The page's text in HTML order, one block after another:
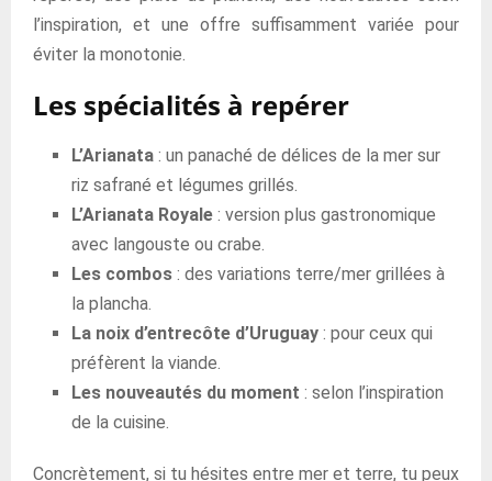
l’inspiration, et une offre suffisamment variée pour
éviter la monotonie.
Les spécialités à repérer
L’Arianata : un panaché de délices de la mer sur
riz safrané et légumes grillés.
L’Arianata Royale : version plus gastronomique
avec langouste ou crabe.
Les combos : des variations terre/mer grillées à
la plancha.
La noix d’entrecôte d’Uruguay : pour ceux qui
préfèrent la viande.
Les nouveautés du moment : selon l’inspiration
de la cuisine.
Concrètement, si tu hésites entre mer et terre, tu peux